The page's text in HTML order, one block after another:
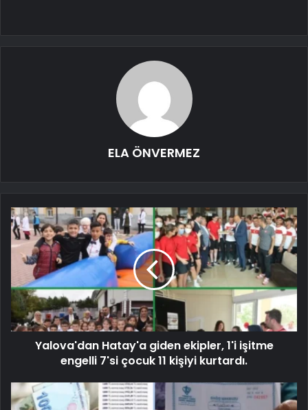
ELA ÖNVERMEZ
Yalova'dan Hatay'a giden ekipler, 1'i işitme
engelli 7'si çocuk 11 kişiyi kurtardı.